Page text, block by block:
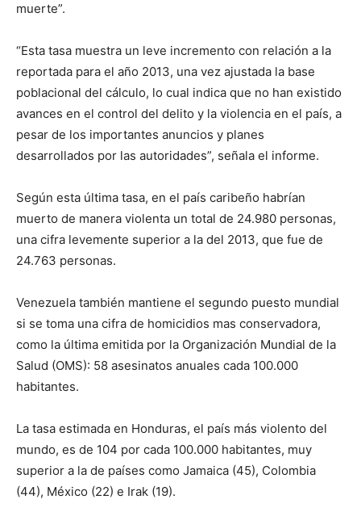
muerte”.
“Esta tasa muestra un leve incremento con relación a la
reportada para el año 2013, una vez ajustada la base
poblacional del cálculo, lo cual indica que no han existido
avances en el control del delito y la violencia en el país, a
pesar de los importantes anuncios y planes
desarrollados por las autoridades”, señala el informe.
Según esta última tasa, en el país caribeño habrían
muerto de manera violenta un total de 24.980 personas,
una cifra levemente superior a la del 2013, que fue de
24.763 personas.
Venezuela también mantiene el segundo puesto mundial
si se toma una cifra de homicidios mas conservadora,
como la última emitida por la Organización Mundial de la
Salud (OMS): 58 asesinatos anuales cada 100.000
habitantes.
La tasa estimada en Honduras, el país más violento del
mundo, es de 104 por cada 100.000 habitantes, muy
superior a la de países como Jamaica (45), Colombia
(44), México (22) e Irak (19).